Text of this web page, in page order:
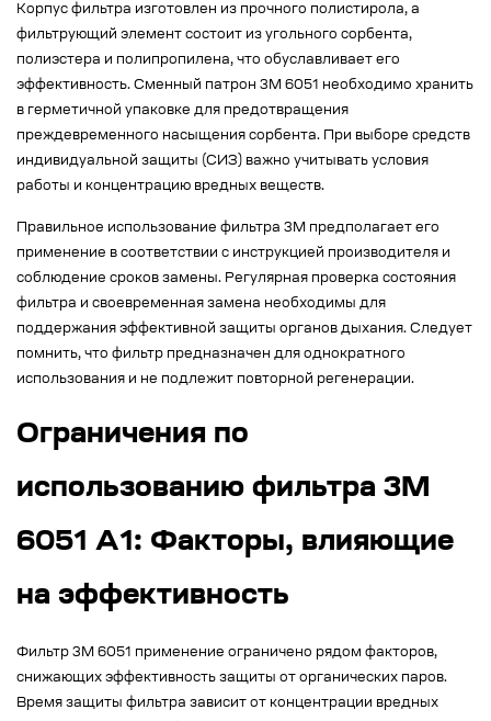
Корпус фильтра изготовлен из прочного полистирола, а
фильтрующий элемент состоит из угольного сорбента,
полиэстера и полипропилена, что обуславливает его
эффективность. Сменный патрон 3М 6051 необходимо хранить
в герметичной упаковке для предотвращения
преждевременного насыщения сорбента. При выборе средств
индивидуальной защиты (СИЗ) важно учитывать условия
работы и концентрацию вредных веществ.
Правильное использование фильтра 3М предполагает его
применение в соответствии с инструкцией производителя и
соблюдение сроков замены. Регулярная проверка состояния
фильтра и своевременная замена необходимы для
поддержания эффективной защиты органов дыхания. Следует
помнить, что фильтр предназначен для однократного
использования и не подлежит повторной регенерации.
Ограничения по
использованию фильтра 3М
6051 А1: Факторы, влияющие
на эффективность
Фильтр 3М 6051 применение ограничено рядом факторов,
снижающих эффективность защиты от органических паров.
Время защиты фильтра зависит от концентрации вредных